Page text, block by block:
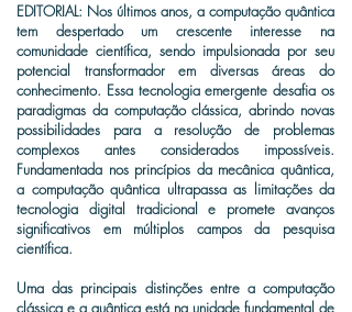
EDITORIAL: Nos últimos anos, a computação quântica
tem despertado um crescente interesse na
comunidade científica, sendo impulsionada por seu
potencial transformador em diversas áreas do
conhecimento. Essa tecnologia emergente desafia os
paradigmas da computação clássica, abrindo novas
possibilidades para a resolução de problemas
complexos antes considerados impossíveis.
Fundamentada nos princípios da mecânica quântica,
a computação quântica ultrapassa as limitações da
tecnologia digital tradicional e promete avanços
significativos em múltiplos campos da pesquisa
científica.
Uma das principais distinções entre a computação
clássica e a quântica está na unidade fundamental de